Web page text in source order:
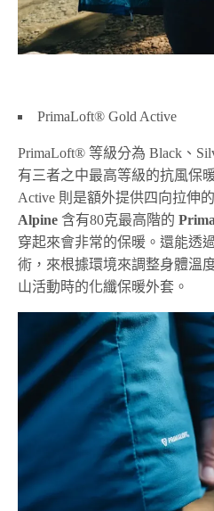
PrimaLoft® Gold Active
PrimaLoft® 等級分為 Black、
有三者之中最高等級的抗風保
Active 則是額外提供四向拉伸
Alpine 含有80克最高階的
穿起來會非常的保暖。還能透
術，來根據環境來調整身體溫
山活動時的化纖保暖外套。